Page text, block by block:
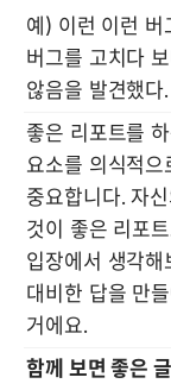
예) 이런 이런
버그를 고치다
않음을 발견했
좋은 리포트를
요소를 의식적
중요합니다. 자
것이 좋은 리포
입장에서 생각해
대비한 답을 만
거에요.
함께 보면 좋은